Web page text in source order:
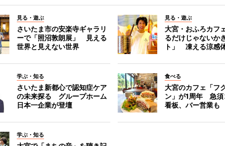
見る・遊ぶ
さいたま市の安楽寺ギャラリ
ーで「照沼敦朗展」 見える
世界と見えない世界
見る・遊ぶ
大宮・おふろカフ
るだけじゃないか
ト」 凍える涼感
学ぶ・知る
さいたま新都心で認知症ケア
の未来探る グループホーム
日本一企業が登壇
食べる
大宮のカフェ「フ
ン」が1周年 急須
看板、バー営業も
学ぶ・知る